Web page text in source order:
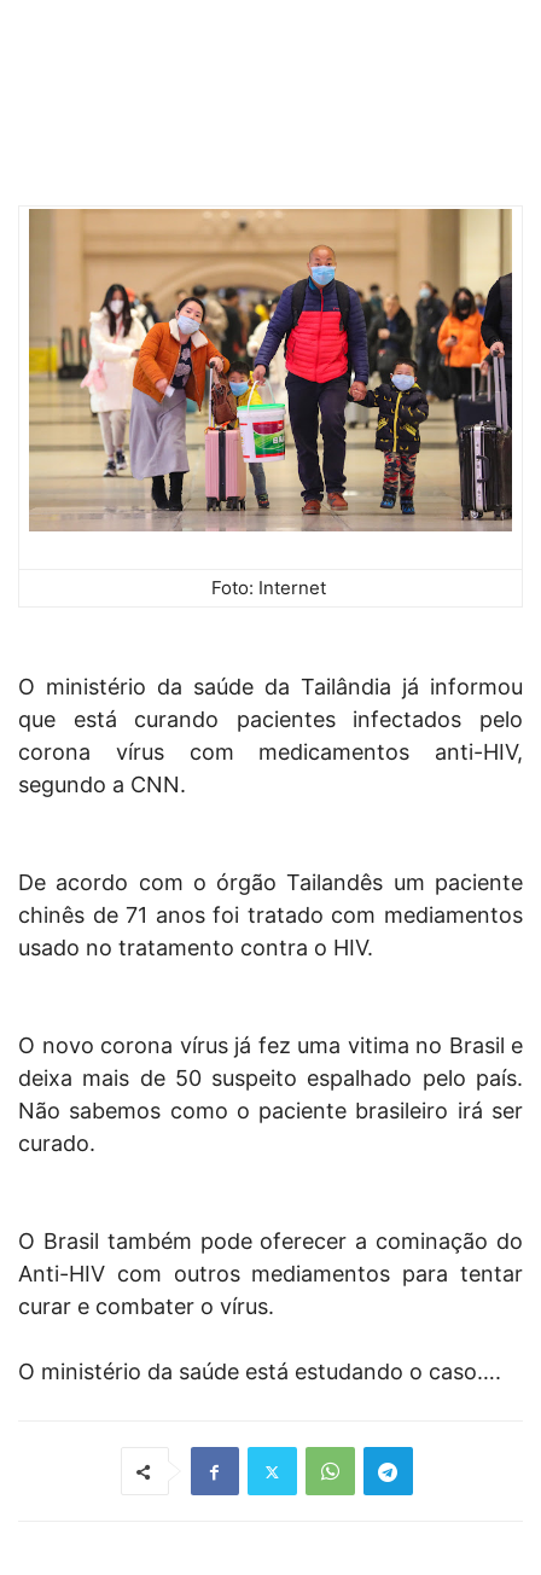
Foto: Internet
O ministério da saúde da Tailândia já informou
que está curando pacientes infectados pelo
corona vírus com medicamentos anti-HIV,
segundo a CNN.
De acordo com o órgão Tailandês um paciente
chinês de 71 anos foi tratado com mediamentos
usado no tratamento contra o HIV.
O novo corona vírus já fez uma vitima no Brasil e
deixa mais de 50 suspeito espalhado pelo país.
Não sabemos como o paciente brasileiro irá ser
curado.
O Brasil também pode oferecer a cominação do
Anti-HIV com outros mediamentos para tentar
curar e combater o vírus.
O ministério da saúde está estudando o caso….